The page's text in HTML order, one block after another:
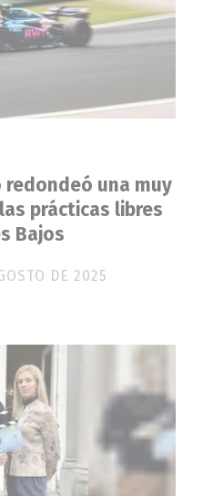
redondeó una muy
prácticas libres
Bajos
DE 2025